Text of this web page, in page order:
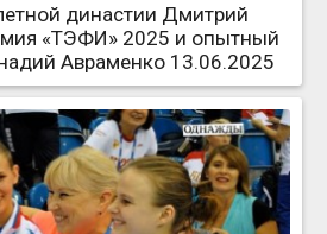
династии Дмитрий
«ТЭФИ» 2025 и опытный
Авраменко 13.06.2025